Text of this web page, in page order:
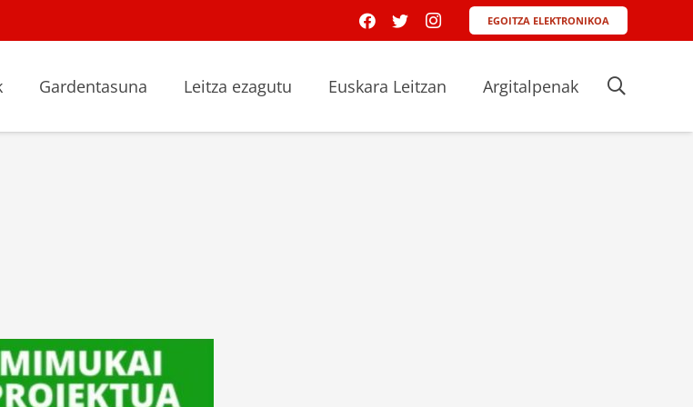
EGOITZA ELEKTRONIKOA
Gardentasuna Leitza ezagutu Euskara Leitzan Argitalpenak